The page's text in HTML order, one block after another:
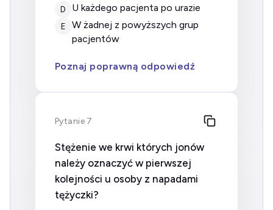
D u każdego pacjenta po urazie
E
w żadnej z powyższych grup
pacjentów
Poznaj poprawną odpowiedź
Pytanie 7
Stężenie we krwi których jonów
należy oznaczyć w pierwszej
kolejności u osoby z napadami
tężyczki?